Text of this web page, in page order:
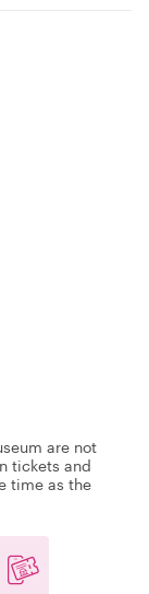
are not
tickets and
time as the